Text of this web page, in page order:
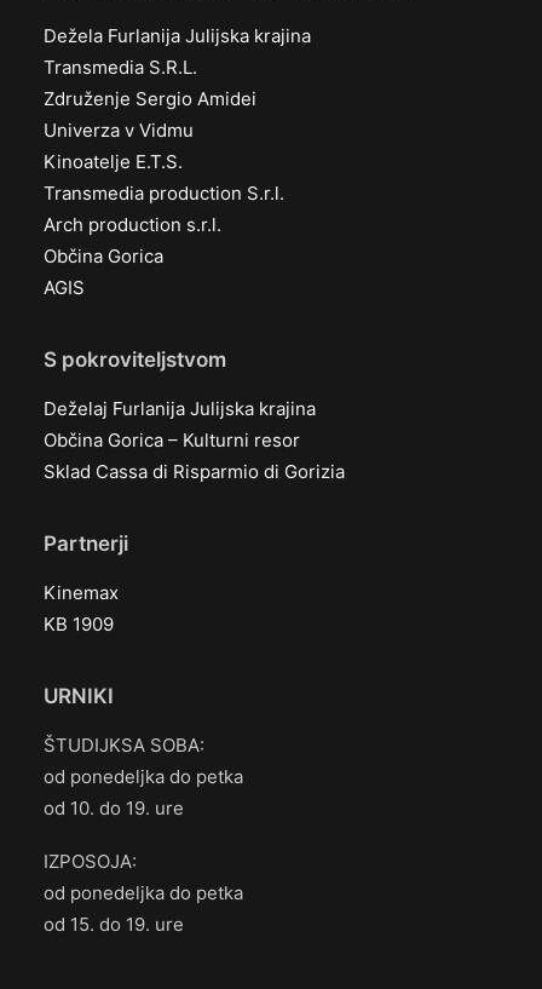
Dežela Furlanija Julijska krajina
Transmedia S.R.L.
Združenje Sergio Amidei
Univerza v Vidmu
Kinoatelje E.T.S.
Transmedia production S.r.l.
Arch production s.r.l.
Občina Gorica
AGIS
S pokroviteljstvom
Deželaj Furlanija Julijska krajina
Občina Gorica – Kulturni resor
Sklad Cassa di Risparmio di Gorizia
Partnerji
Kinemax
KB 1909
URNIKI
ŠTUDIJKSA SOBA:
od ponedeljka do petka
od 10. do 19. ure
IZPOSOJA:
od ponedeljka do petka
od 15. do 19. ure